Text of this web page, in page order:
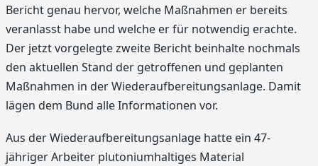
Bericht genau hervor, welche Maßnahmen er bereits
veranlasst habe und welche er für notwendig erachte.
Der jetzt vorgelegte zweite Bericht beinhalte nochmals
den aktuellen Stand der getroffenen und geplanten
Maßnahmen in der Wiederaufbereitungsanlage. Damit
lägen dem Bund alle Informationen vor.
Aus der Wiederaufbereitungsanlage hatte ein 47-
jähriger Arbeiter plutoniumhaltiges Material